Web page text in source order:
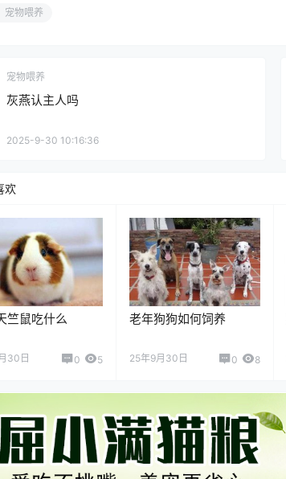
宠物喂养
宠物喂养
灰燕认主人吗
2025-9-30 10:16:36
欢
竺鼠吃什么
30日 0 5
老年狗狗如何饲养
25年9月30日 0 8